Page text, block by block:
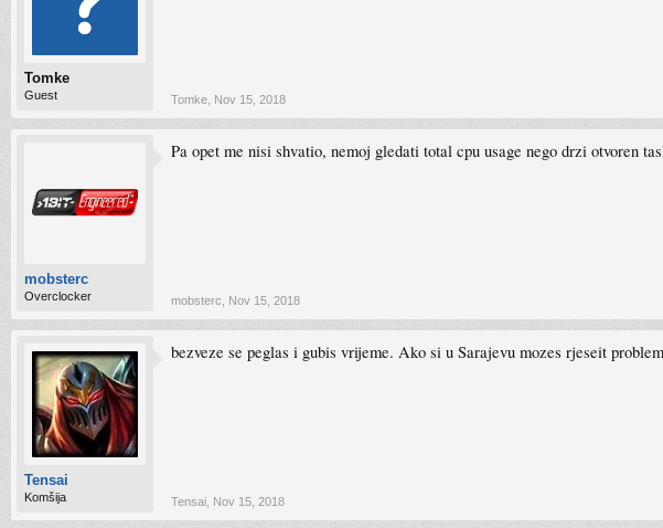
Tomke
Guest Tomke Nov 15, 2018
mobsterc
Overclocker
Pa opet me nisi shvatio, nemoj gledati total cpu usage nego drzi otvoren
mobsterc Nov 15, 2018
Tensai
Komšija
bezveze se peglas i gubis vrijeme. Ako si u Sarajevu mozes rjeseit
Tensai Nov 15, 2018